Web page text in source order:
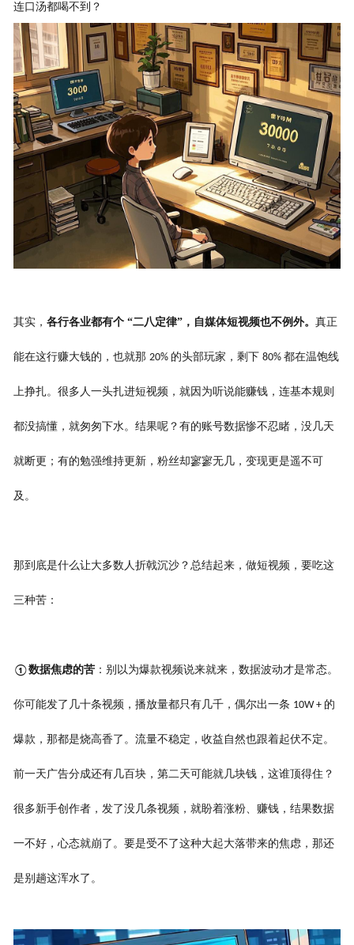
连口汤都喝不到？
其实， 各行各业都有个 “二八定律”，自媒体短视频也不例外。 真正
能在这行赚大钱的，也就那 20% 的头部玩家，剩下 80% 都在温饱线
上挣扎。很多人一头扎进短视频，就因为听说能赚钱，连基本规则
都没搞懂，就匆匆下水。结果呢？有的账号数据惨不忍睹，没几天
就断更；有的勉强维持更新，粉丝却寥寥无几，变现更是遥不可
及。
那到底是什么让大多数人折戟沉沙？总结起来，做短视频，要吃这
三种苦：
①数据焦虑的苦：别以为爆款视频说来就来，数据波动才是常态。
你可能发了几十条视频，播放量都只有几千，偶尔出一条 10W + 的
爆款，那都是烧高香了。流量不稳定，收益自然也跟着起伏不定。
前一天广告分成还有几百块，第二天可能就几块钱，这谁顶得住？
很多新手创作者，发了没几条视频，就盼着涨粉、赚钱，结果数据
一不好，心态就崩了。要是受不了这种大起大落带来的焦虑，那还
是别趟这浑水了。